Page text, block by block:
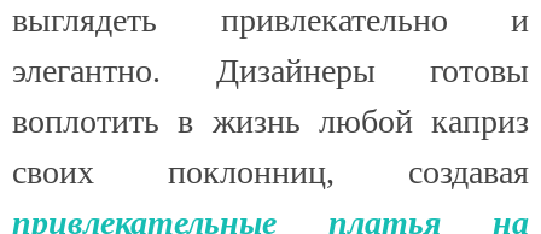
після обіду приходить сильний...
выглядеть привлекательно и
элегантно. Дизайнеры готовы
воплотить в жизнь любой каприз
своих поклонниц, создавая
привлекательные платья на